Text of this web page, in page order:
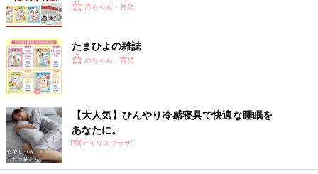
赤ちゃん・育児
たまひよの雑誌
赤ちゃん・育児
【大人気】ひんやり冷感寝具で快適な睡眠を
あなたに。
PR(アイリスプラザ)